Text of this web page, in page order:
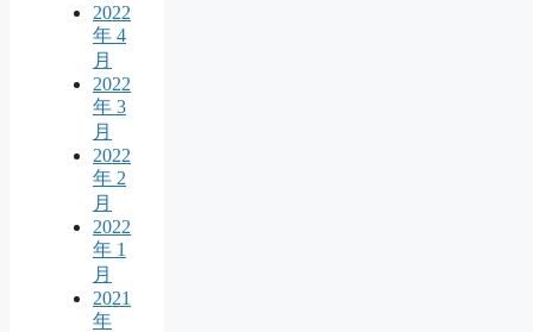
2022
年 4
月
2022
年 3
月
2022
年 2
月
2022
年 1
月
2021
年